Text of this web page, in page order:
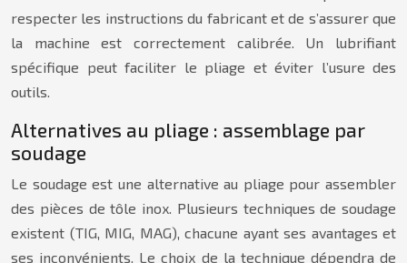
respecter les instructions du fabricant et de s’assurer que
la machine est correctement calibrée. Un lubrifiant
spécifique peut faciliter le pliage et éviter l’usure des
outils.
Alternatives au pliage : assemblage par
soudage
Le soudage est une alternative au pliage pour assembler
des pièces de tôle inox. Plusieurs techniques de soudage
existent (TIG, MIG, MAG), chacune ayant ses avantages et
ses inconvénients. Le choix de la technique dépendra de